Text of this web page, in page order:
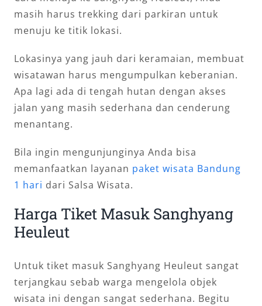
masih harus trekking dari parkiran untuk
menuju ke titik lokasi.
Lokasinya yang jauh dari keramaian, membuat
wisatawan harus mengumpulkan keberanian.
Apa lagi ada di tengah hutan dengan akses
jalan yang masih sederhana dan cenderung
menantang.
Bila ingin mengunjunginya Anda bisa
memanfaatkan layanan paket wisata Bandung
1 hari dari Salsa Wisata.
Harga Tiket Masuk Sanghyang
Heuleut
Untuk tiket masuk Sanghyang Heuleut sangat
terjangkau sebab warga mengelola objek
wisata ini dengan sangat sederhana. Begitu